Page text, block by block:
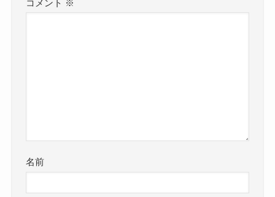
コメント ※
名前